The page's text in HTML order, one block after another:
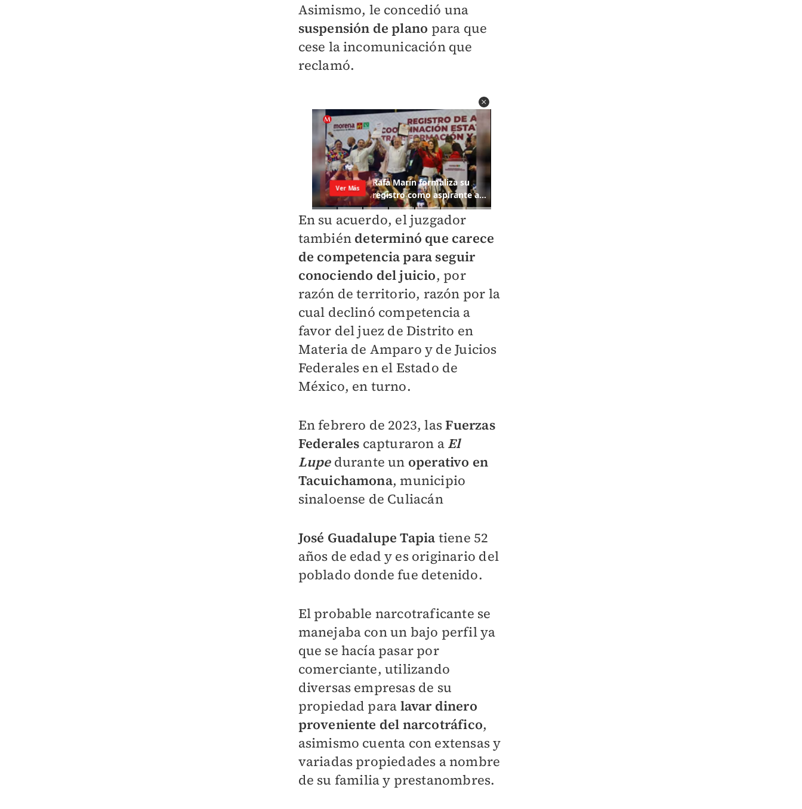
Asimismo, le concedió una
suspensión de plano para que
cese la incomunicación que
reclamó.
En su acuerdo, el juzgador
también determinó que carece
de competencia para seguir
conociendo del juicio, por
razón de territorio, razón por la
cual declinó competencia a
favor del juez de Distrito en
Materia de Amparo y de Juicios
Federales en el Estado de
México, en turno.
En febrero de 2023, lasFuerzas
Federales capturaron a El
Lupe durante un operativo en
Tacuichamona, municipio
sinaloense de Culiacán
José Guadalupe Tapia tiene 52
años de edad y es originario del
poblado donde fue detenido.
El probable narcotraficante se
manejaba con un bajo perfil ya
que se hacía pasar por
comerciante, utilizando
diversas empresas de su
propiedad para lavar dinero
proveniente del narcotráfico,
asimismo cuenta con extensas y
variadas propiedades a nombre
de su familia y prestanombres.